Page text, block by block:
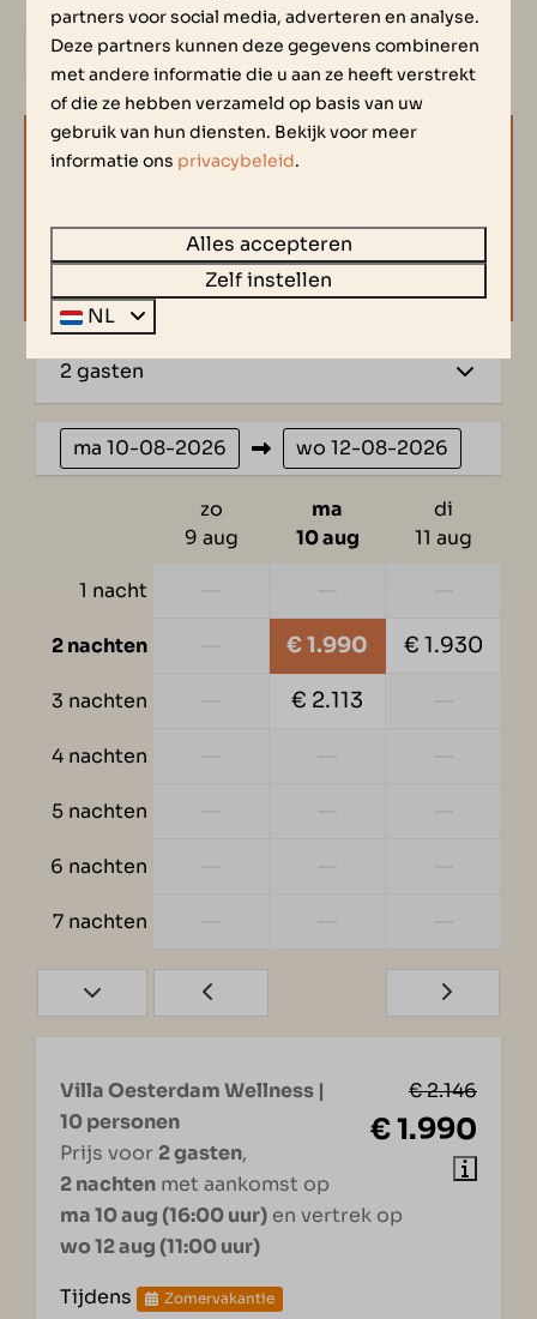
Bekijk hier de woning
BESCHIKBAARHEID EN PRIJS |
PLAN, KIES & GENIET VAN UW
VAKANTIE!
2 gasten
ma 10-08-2026 wo 12-08-2026
zo
9 aug
ma
10 aug
di
11 aug
1 nacht
2 nachten € 1.990 € 1.930
3 nachten € 2.113
4 nachten
5 nachten
6 nachten
7 nachten
€ 2.146
€ 1.990
Villa Oesterdam Wellness |
10 personen
Prijs voor 2 gasten,
2 nachten met aankomst op
ma 10 aug (16:00 uur) en vertrek op
wo 12 aug (11:00 uur)
Tijdens
Zomervakantie
partners voor social media, adverteren en analyse.
Deze partners kunnen deze gegevens combineren
met andere informatie die u aan ze heeft verstrekt
of die ze hebben verzameld op basis van uw
gebruik van hun diensten. Bekijk voor meer
informatie ons privacybeleid.
Alles accepteren
Zelf instellen
NL